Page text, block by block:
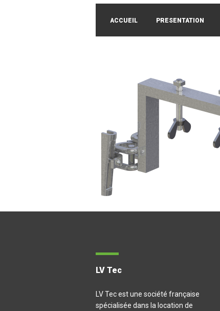
ACCUEIL PRESENTATION
LV Tec
LV Tec est une société française
spécialisée dans la location de